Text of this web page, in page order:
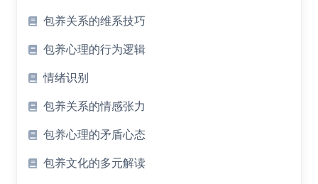
包养关系的维系技巧
包养心理的行为逻辑
情绪识别
包养关系的情感张力
包养心理的矛盾心态
包养文化的多元解读